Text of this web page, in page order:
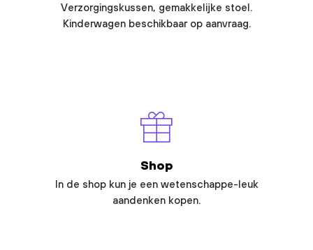
Verzorgingskussen, gemakkelijke stoel.
Kinderwagen beschikbaar op aanvraag.
Shop
In de shop kun je een wetenschappe-leuk
aandenken kopen.